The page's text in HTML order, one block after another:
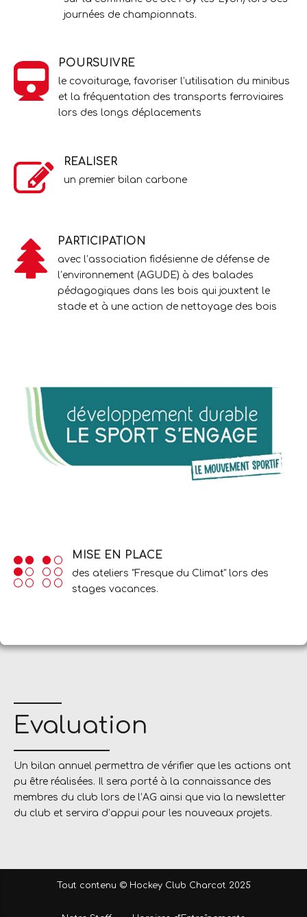
journées de championnats.
POURSUIVRE
le covoiturage, favoriser l’utilisation du minibus
et la fréquentation des transports ferroviaires
lors des longs déplacements
REALISER
un premier bilan carbone
PARTICIPATION
avec l’association fidésienne de défense de
l’environnement (AGUDE) à des balades
pédagogiques dans les bois qui jouxtent le
stade et à une action de nettoyage des bois
MISE EN PLACE
des ateliers "Fresque du Climat" lors des
stages vacances.
Evaluation
Un bilan annuel permettra de vérifier que les actions ont
pu être réalisées. Il sera porté à la connaissance des
membres du club lors de l’AG ainsi que via la newsletter
du club et servira d’appui pour les nouveaux projets.
Tout contenu © Hockey Club Charcot 2025